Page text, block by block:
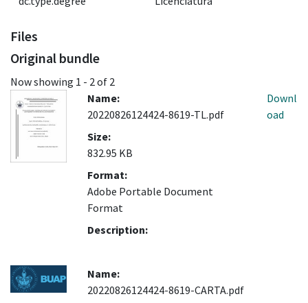
Files
Original bundle
Now showing 1 - 2 of 2
Name:
20220826124424-8619-TL.pdf
Size:
832.95 KB
Format:
Adobe Portable Document
Format
Description:
Downl
oad
Name:
20220826124424-8619-CARTA.pdf